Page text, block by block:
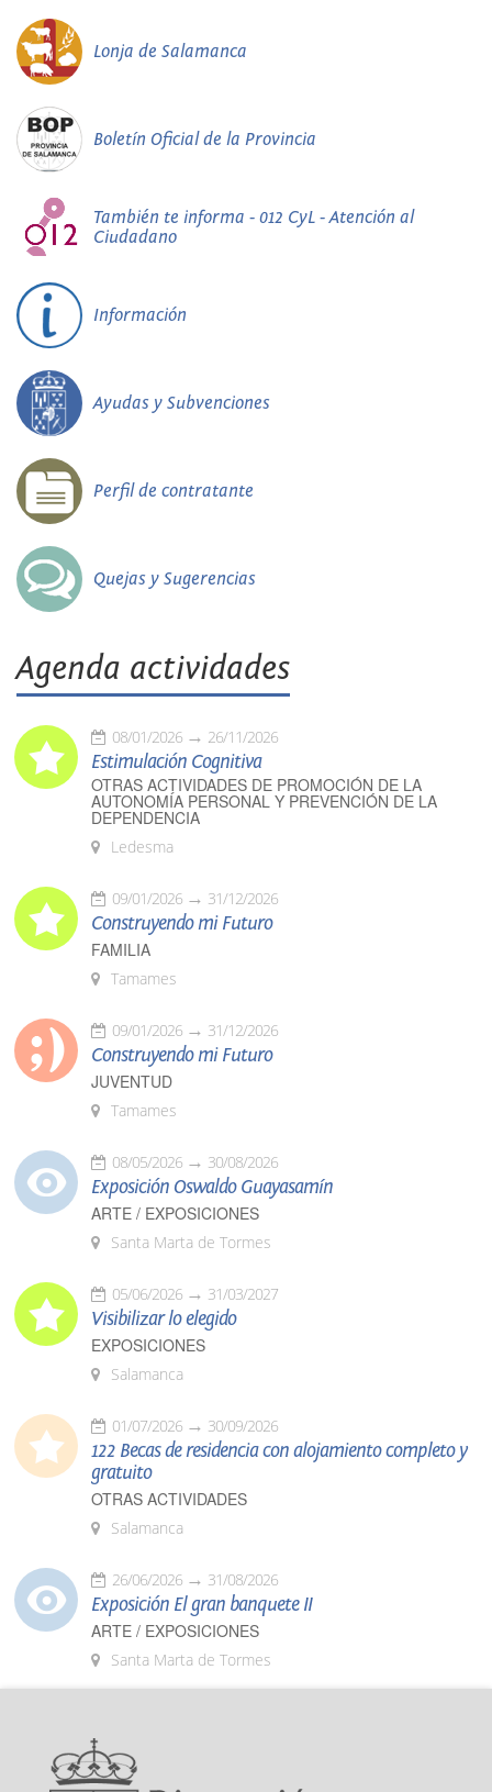
Lonja de Salamanca
Boletín Oficial de la Provincia
También te informa - 012 CyL - Atención al
Ciudadano
Información
Ayudas y Subvenciones
Perfil de contratante
Quejas y Sugerencias
Agenda actividades
08/01/2026 26/11/2026
Estimulación Cognitiva
OTRAS ACTIVIDADES DE PROMOCIÓN DE LA
AUTONOMÍA PERSONAL Y PREVENCIÓN DE LA
DEPENDENCIA
Ledesma
09/01/2026 31/12/2026
Construyendo mi Futuro
FAMILIA
Tamames
09/01/2026 31/12/2026
Construyendo mi Futuro
JUVENTUD
Tamames
08/05/2026 30/08/2026
Exposición Oswaldo Guayasamín
ARTE / EXPOSICIONES
Santa Marta de Tormes
05/06/2026 31/03/2027
Visibilizar lo elegido
EXPOSICIONES
Salamanca
01/07/2026 30/09/2026
122 Becas de residencia con alojamiento completo y
gratuito
OTRAS ACTIVIDADES
Salamanca
26/06/2026 31/08/2026
Exposición El gran banquete II
ARTE / EXPOSICIONES
Santa Marta de Tormes